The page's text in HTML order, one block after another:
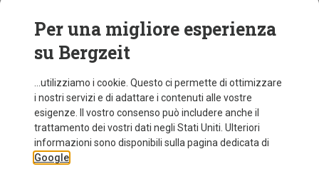
Risparmi 53%
Fjällräven
91,20 €
Per una migliore esperienza
su Bergzeit
...utilizziamo i cookie. Questo ci permette di ottimizzare
i nostri servizi e di adattare i contenuti alle vostre
esigenze. Il vostro consenso può includere anche il
trattamento dei vostri dati negli Stati Uniti. Ulteriori
informazioni sono disponibili sulla pagina dedicata di
Google